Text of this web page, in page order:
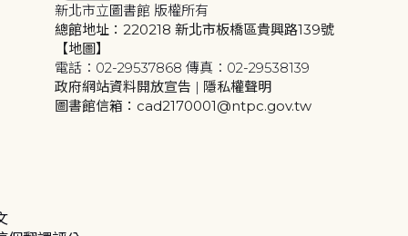
新北市立圖書館 版權所有
總館地址：220218 新北市板橋區貴興路139號
【地圖】
電話：02-29537868 傳真：02-29538139
政府網站資料開放宣告 | 隱私權聲明
圖書館信箱：cad2170001@ntpc.gov.tw